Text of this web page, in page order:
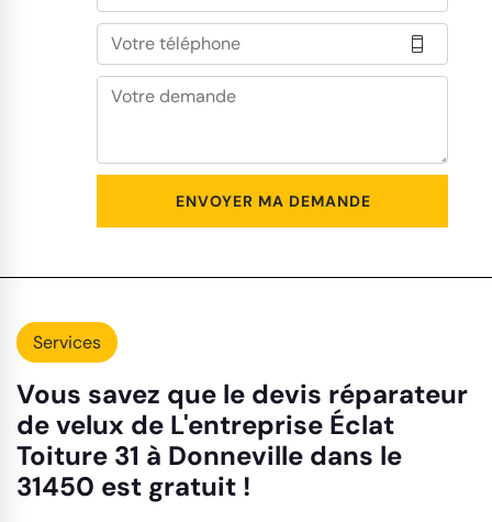
Services
Vous savez que le devis réparateur
de velux de L'entreprise Éclat
Toiture 31 à Donneville dans le
31450 est gratuit !